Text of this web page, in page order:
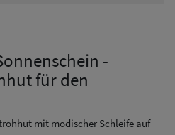
-
für den
mit modischer Schleife auf